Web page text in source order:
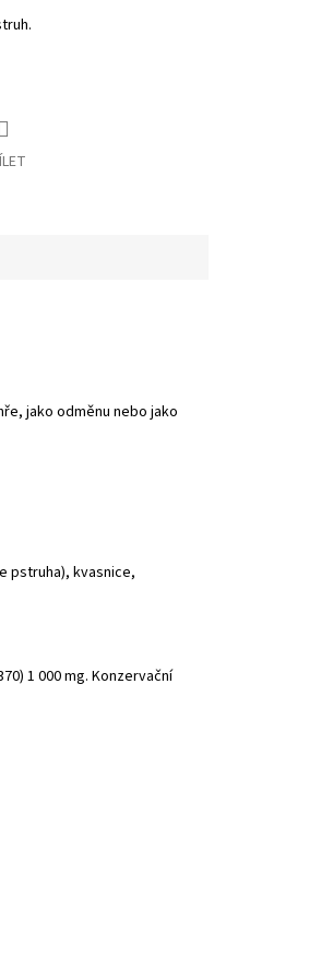
jako odměnu nebo jako
pstruha), kvasnice,
1 000 mg. Konzervační